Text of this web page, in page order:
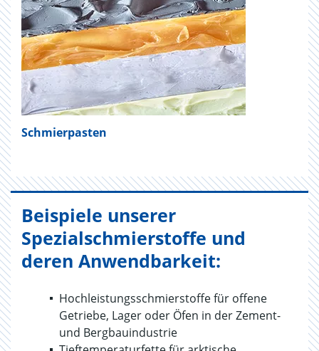
Schmierpasten
Beispiele unserer
Spezialschmierstoffe und
deren Anwendbarkeit:
Hochleistungsschmierstoffe für offene
Getriebe, Lager oder Öfen in der Zement-
und Bergbauindustrie